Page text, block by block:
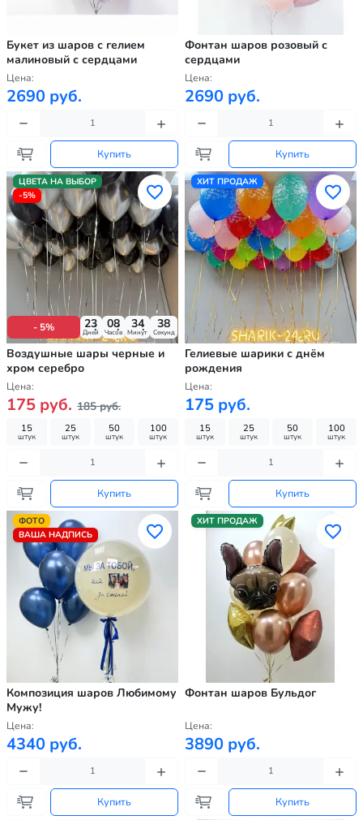
Букет из шаров с гелием
малиновый с сердцами
Цена:
2690 руб.
Купить
Фонтан шаров розовый с
сердцами
Цена:
2690 руб.
Купить
ЦВЕТА НА ВЫБОР
-5%
- 5% 23
Дней
08
Часов
34
Минут
36
Секунд
Воздушные шары черные и
хром серебро
Цена:
175 руб. 185 руб.
15
штук
25
штук
50
штук
100
штук
Купить
ХИТ ПРОДАЖ
Гелиевые шарики с днём
рождения
Цена:
175 руб.
15
штук
25
штук
50
штук
100
штук
Купить
ФОТО
ВАША НАДПИСЬ
Композиция шаров Любимому
Мужу!
Цена:
4340 руб.
Купить
ХИТ ПРОДАЖ
Фонтан шаров Бульдог
Цена:
3890 руб.
Купить